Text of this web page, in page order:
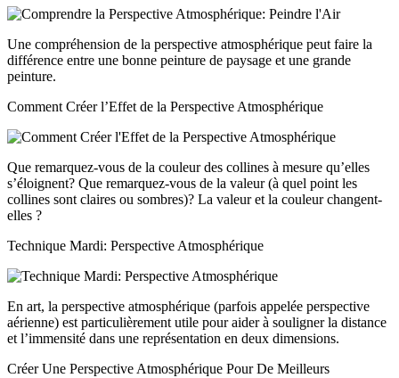
Une compréhension de la perspective atmosphérique peut faire la
différence entre une bonne peinture de paysage et une grande
peinture.
Comment Créer l’Effet de la Perspective Atmosphérique
Que remarquez-vous de la couleur des collines à mesure qu’elles
s’éloignent? Que remarquez-vous de la valeur (à quel point les
collines sont claires ou sombres)? La valeur et la couleur changent-
elles ?
Technique Mardi: Perspective Atmosphérique
En art, la perspective atmosphérique (parfois appelée perspective
aérienne) est particulièrement utile pour aider à souligner la distance
et l’immensité dans une représentation en deux dimensions.
Créer Une Perspective Atmosphérique Pour De Meilleurs